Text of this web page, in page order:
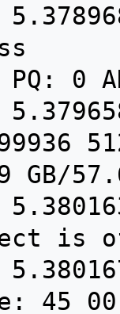
PQ: 0
GB/
is
45